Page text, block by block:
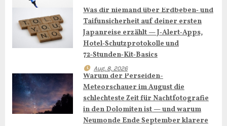
g
a
t
i
o
Was dir niemand über Erdbeben‑ und
Taifunsicherheit auf deiner ersten
Japanreise erzählt — J‑Alert‑Apps,
Hotel‑Schutzprotokolle und
72‑Stunden‑Kit‑Basics
Aug. 8, 2026
Warum der Perseiden-
Meteorschauer im August die
schlechteste Zeit für Nachtfotografie
in den Dolomiten ist — und warum
Neumonde Ende September klarere